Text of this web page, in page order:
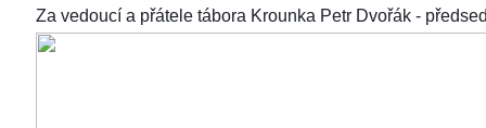
Za vedoucí a přátele tábora Krounka Petr Dvořák -